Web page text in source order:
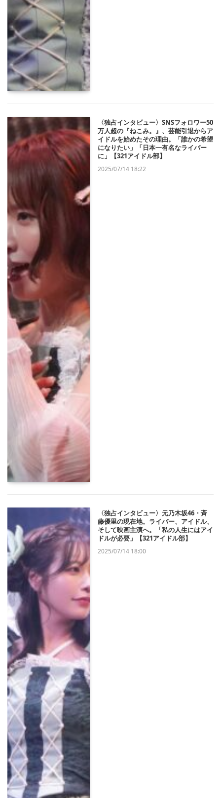
〈独占インタビュー〉SNSフォロワー50
万人超の『ねこみ。』、芸能引退からア
イドルを始めたその理由。「誰かの希望
になりたい」「日本一有名なライバー
に」【321アイドル部】
2025/07/14 18:22
〈独占インタビュー〉元乃木坂46・斉
藤優里の現在地。ライバー、アイドル、
そして映画主演へ。「私の人生にはアイ
ドルが必要」【321アイドル部】
2025/07/14 18:00